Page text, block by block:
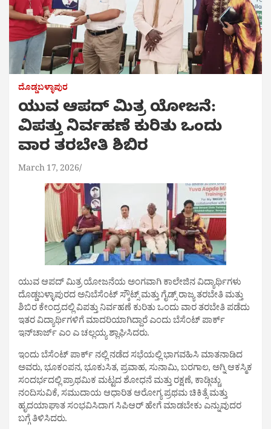
ದೊಡ್ಡಬಳ್ಳಾಪುರ
ಯುವ ಆಪದ್ ಮಿತ್ರ ಯೋಜನೆ:
ವಿಪತ್ತು ನಿರ್ವಹಣೆ ಕುರಿತು ಒಂದು
ವಾರ ತರಬೇತಿ ಶಿಬಿರ
March 17, 2026
ಯುವ ಆಪದ್ ಮಿತ್ರ ಯೋಜನೆಯ ಅಂಗವಾಗಿ ಕಾಲೇಜಿನ ವಿದ್ಯಾರ್ಥಿಗಳು
ದೊಡ್ಡಬಳ್ಳಾಪುರದ ಅನಿಬೆಸೆಂಟ್ ಸ್ಕೌಟ್ಸ್ ಮತ್ತು ಗೈಡ್ಸ್ ರಾಜ್ಯ ತರಬೇತಿ ಮತ್ತು
ಶಿಬಿರ ಕೇಂದ್ರದಲ್ಲಿ ವಿಪತ್ತು ನಿರ್ವಹಣೆ ಕುರಿತು ಒಂದು ವಾರ ತರಬೇತಿ ಪಡೆದು
ಇತರ ವಿದ್ಯಾರ್ಥಿಗಳಿಗೆ ಮಾದರಿಯಾಗಿದ್ದಾರೆ ಎಂದು ಬೆಸೆಂಟ್ ಪಾರ್ಕ್
ಇನ್‌ಚಾರ್ಜ್ ಎಂ ಎ ಚಲ್ಲಯ್ಯ ಶ್ಲಾಘಿಸಿದರು.
ಇಂದು ಬೆಸೆಂಟ್ ಪಾರ್ಕ್ ನಲ್ಲಿ ನಡೆದ ಸಭೆಯಲ್ಲಿ ಭಾಗವಹಿಸಿ ಮಾತನಾಡಿದ
ಅವರು, ಭೂಕಂಪನ, ಭೂಕುಸಿತ, ಪ್ರವಾಹ, ಸುನಾಮಿ, ಬರಗಾಲ, ಅಗ್ನಿ ಆಕಸ್ಮಿಕ
ಸಂದರ್ಭದಲ್ಲಿ ಪ್ರಾಥಮಿಕ ಮಟ್ಟದ ಶೋಧನೆ ಮತ್ತು ರಕ್ಷಣೆ, ಕಾಡ್ಗಿಚ್ಚು
ನಂದಿಸುವಿಕೆ, ಸಮುದಾಯ ಆಧಾರಿತ ಆರೋಗ್ಯ ಪ್ರಥಮ ಚಿಕಿತ್ಸೆ ಮತ್ತು
ಹೃದಯಾಘಾತ ಸಂಭವಿಸಿದಾಗ ಸಿಪಿಆರ್ ಹೇಗೆ ಮಾಡಬೇಕು ಎನ್ನುವುದರ
ಬಗ್ಗೆ ತಿಳಿಸಿದರು.